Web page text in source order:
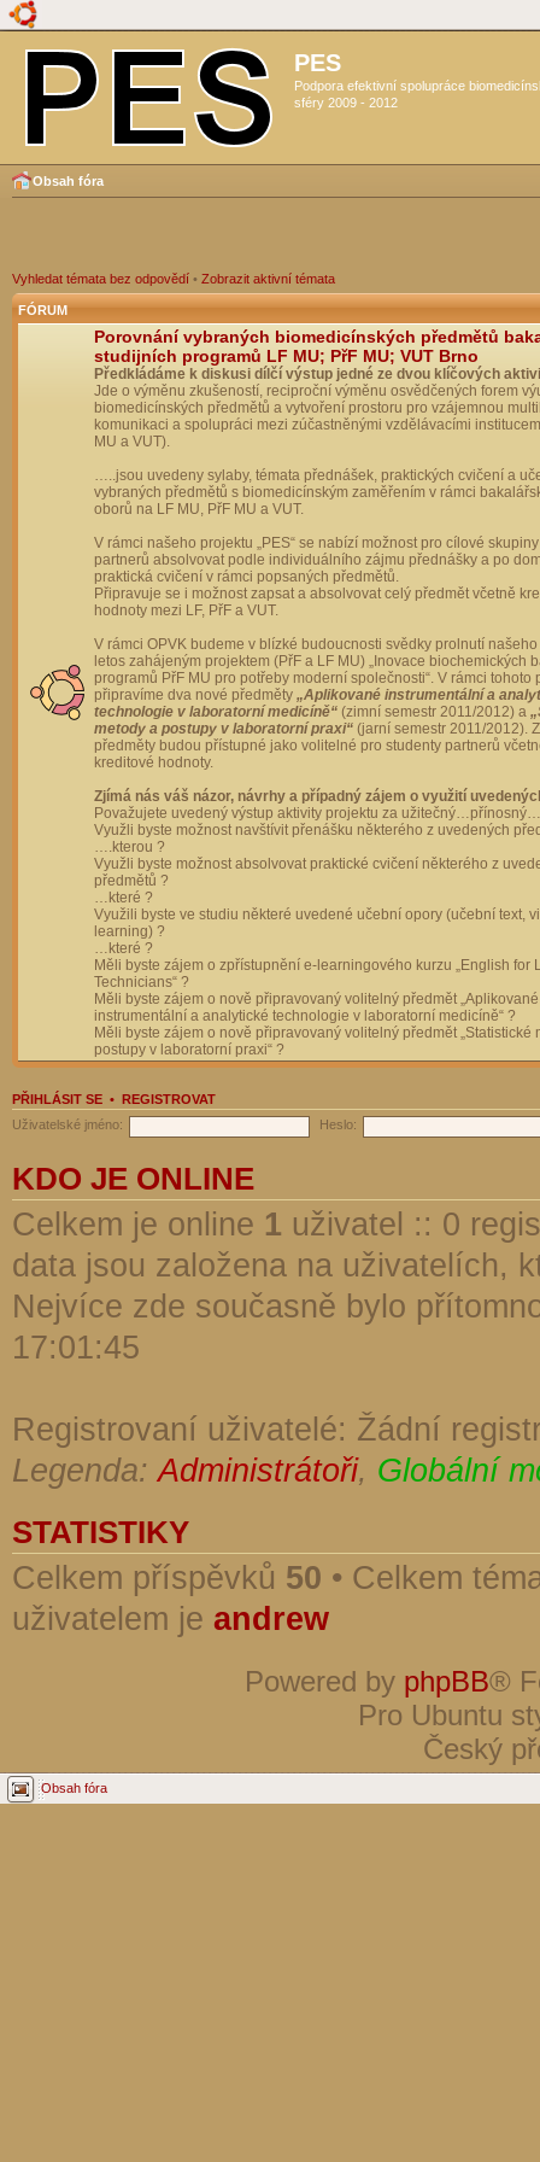
PES
Podpora efektivní spolupráce
sféry 2009 - 2012
Obsah fóra
Vyhledat témata bez odpovědí • Zobrazit aktivní témata
FÓRUM
Porovnání vybraných biomedicínských předmětů
studijních programů LF MU; PřF MU; VUT Brno
Předkládáme k diskusi dílčí výstup jedné ze dvou klíčových
Jde o výměnu zkušeností, reciproční výměnu osvědčených forem
biomedicínských předmětů a vytvoření prostoru pro vzájemnou
komunikaci a spolupráci mezi zúčastněnými vzdělávacími
MU a VUT).
…..jsou uvedeny sylaby, témata přednášek, praktických cvičení a
vybraných předmětů s biomedicínským zaměřením v rámci
oborů na LF MU, PřF MU a VUT.
V rámci našeho projektu „PES“ se nabízí možnost pro cílové
partnerů absolvovat podle individuálního zájmu přednášky a po
praktická cvičení v rámci popsaných předmětů.
Připravuje se i možnost zapsat a absolvovat celý předmět včetně
hodnoty mezi LF, PřF a VUT.
V rámci OPVK budeme v blízké budoucnosti svědky prolnutí
letos zahájeným projektem (PřF a LF MU) „Inovace biochemických
programů PřF MU pro potřeby moderní společnosti“. V rámci tohoto
připravíme dva nové předměty „Aplikované instrumentální a
technologie v laboratorní medicíně“ (zimní semestr 2011/2012) a
metody a postupy v laboratorní praxi“ (jarní semestr 2011/2012).
předměty budou přístupné jako volitelné pro studenty partnerů
kreditové hodnoty.
Zjímá nás váš názor, návrhy a případný zájem o využití
Považujete uvedený výstup aktivity projektu za
Využli byste možnost navštívit přenášku některého z uvedených
….kterou ?
Využli byste možnost absolvovat praktické cvičení některého z
předmětů ?
…které ?
Využili byste ve studiu některé uvedené učební opory (učební text,
learning) ?
…které ?
Měli byste zájem o zpřístupnění e-learningového kurzu „English for
Technicians“ ?
Měli byste zájem o nově připravovaný volitelný předmět „Aplikované
instrumentální a analytické technologie v laboratorní medicíně“ ?
Měli byste zájem o nově připravovaný volitelný předmět „Statistické
postupy v laboratorní praxi“ ?
PŘIHLÁSIT SE • REGISTROVAT
Uživatelské jméno:
Heslo:
KDO JE ONLINE
Celkem je online 1 uživatel :: 0
data jsou založena na uživatelích,
Nejvíce zde současně bylo
17:01:45
Registrovaní uživatelé: Žádní
Legenda:Administrátoři, Globální
STATISTIKY
Celkem příspěvků 50 • Celkem
uživatelem je andrew
Powered by phpBB®
Pro Ubuntu
Český
Obsah fóra